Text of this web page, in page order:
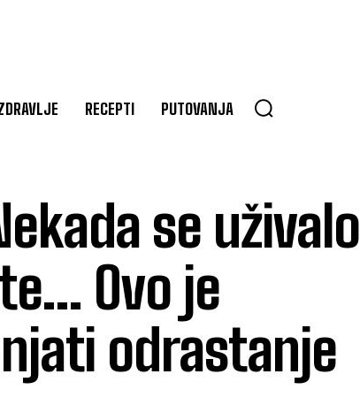
RECEPTI PUTOVANJA
se uživalo
Ovo je
odrastanje